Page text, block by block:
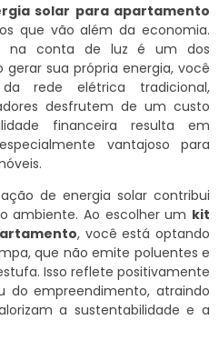
solar para apartamento
que vão além da economia.
na conta de luz é um dos
sua própria energia, você
rede elétrica tradicional,
desfrutem de um custo
financeira resulta em
vantajoso para
de energia solar contribui
ambiente. Ao escolher um kit
, você está optando
que não emite poluentes e
Isso reflete positivamente
do empreendimento, atraindo
a sustentabilidade e a